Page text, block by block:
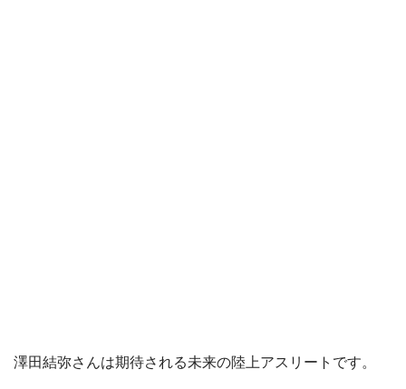
澤田結弥さんは期待される未来の陸上アスリートです。